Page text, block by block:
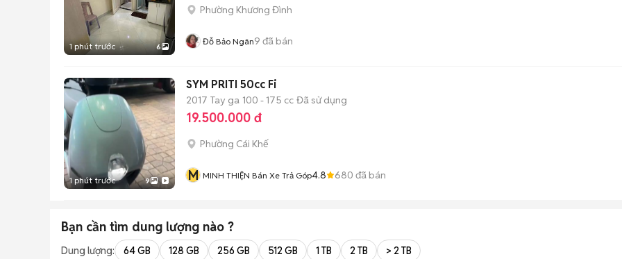
1 phút trước 6
Phường Khương Đình
Đỗ Bảo Ngân9 đã bán
1 phút trước 9
SYM PRITI 50cc Fi
2017 Tay ga 100 - 175 cc Đã sử dụng
19.500.000 đ
Phường Cái Khế
M MINH THIỆN Bán Xe Trả Góp4.8 680 đã bán
Bạn cần tìm dung lượng nào ?
Dung lượng: 64 GB 128 GB 256 GB 512 GB 1 TB 2 TB > 2 TB